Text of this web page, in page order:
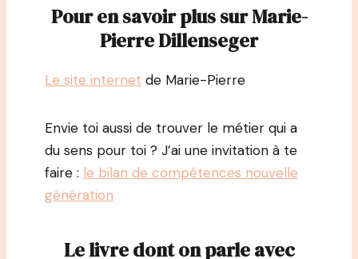
Pour en savoir plus sur Marie-
Pierre Dillenseger
Le site internet de Marie-Pierre
Envie toi aussi de trouver le métier qui a
du sens pour toi ? J’ai une invitation à te
faire : le bilan de compétences nouvelle
génération
Le livre dont on parle avec